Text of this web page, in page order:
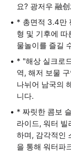
요? 광저우 融
* 총면적 3.4만
형 및 기후에
물놀이를 즐길
* "해상 실크로
역, 해저 보물
나뉘어 남국의
니다.
* 짜릿한 콤보
라이드, 워터
하며, 감각적인
을 통해 워터파